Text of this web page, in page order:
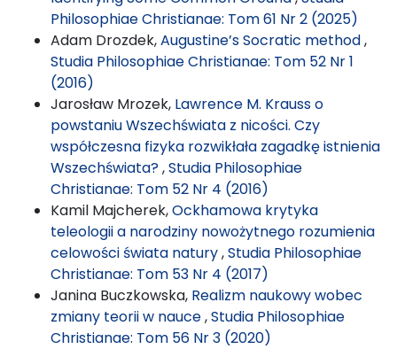
Philosophiae Christianae: Tom 61 Nr 2 (2025)
Adam Drozdek,Augustine’s Socratic method,
Studia Philosophiae Christianae: Tom 52 Nr 1
(2016)
Jarosław Mrozek, Lawrence M. Krauss o
powstaniu Wszechświata z nicości. Czy
współczesna fizyka rozwikłała zagadkę istnienia
Wszechświata?,Studia Philosophiae
Christianae: Tom 52 Nr 4 (2016)
Kamil Majcherek,Ockhamowa krytyka
teleologii a narodziny nowożytnego rozumienia
celowości świata natury,Studia Philosophiae
Christianae: Tom 53 Nr 4 (2017)
Janina Buczkowska, Realizm naukowy wobec
zmiany teorii w nauce,Studia Philosophiae
Christianae: Tom 56 Nr 3 (2020)